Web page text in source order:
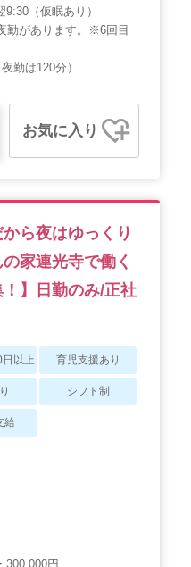
9:30（仮眠あり）
勤があります。※6回目
勤は120分）
お気に入り
から夜はゆっくり
家連光寺で働く
】日勤のみ/正社
以上 育児支援あり
シフト制
給
300,000円